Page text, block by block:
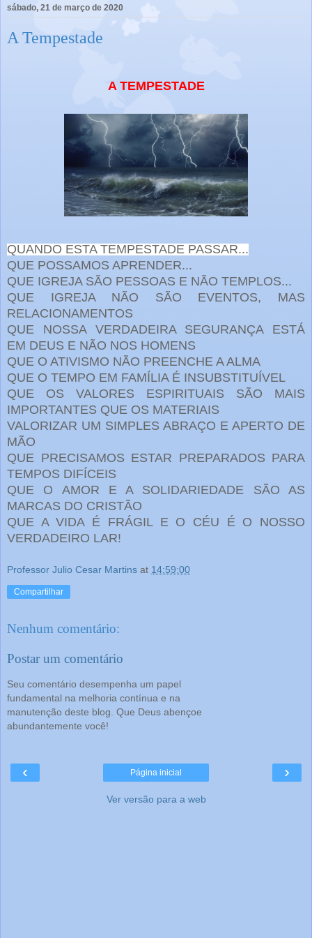
sábado, 21 de março de 2020
A Tempestade
A TEMPESTADE
QUANDO ESTA TEMPESTADE PASSAR...
QUE POSSAMOS APRENDER...
QUE IGREJA SÃO PESSOAS E NÃO TEMPLOS...
QUE IGREJA NÃO SÃO EVENTOS, MAS
RELACIONAMENTOS
QUE NOSSA VERDADEIRA SEGURANÇA ESTÁ
EM DEUS E NÃO NOS HOMENS
QUE O ATIVISMO NÃO PREENCHE A ALMA
QUE O TEMPO EM FAMÍLIA É INSUBSTITUÍVEL
QUE OS VALORES ESPIRITUAIS SÃO MAIS
IMPORTANTES QUE OS MATERIAIS
VALORIZAR UM SIMPLES ABRAÇO E APERTO DE
MÃO
QUE PRECISAMOS ESTAR PREPARADOS PARA
TEMPOS DIFÍCEIS
QUE O AMOR E A SOLIDARIEDADE SÃO AS
MARCAS DO CRISTÃO
QUE A VIDA É FRÁGIL E O CÉU É O NOSSO
VERDADEIRO LAR!
Professor Julio Cesar Martins at 14:59:00
Compartilhar
Nenhum comentário:
Postar um comentário
Seu comentário desempenha um papel
fundamental na melhoria contínua e na
manutenção deste blog. Que Deus abençoe
abundantemente você!
‹ ›
Página inicial
Ver versão para a web